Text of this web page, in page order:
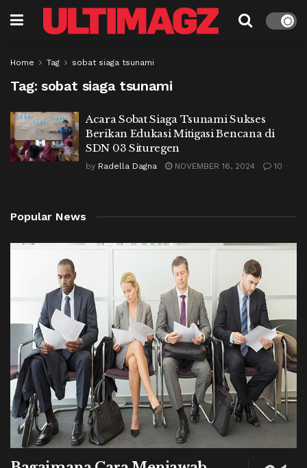
Home Tag sobat siaga tsunami
Tag: sobat siaga tsunami
Acara Sobat Siaga Tsunami Sukses
Berikan Edukasi Mitigasi Bencana di
SDN 03 Situregen
by Radella Dagna NOVEMBER 16, 2024 10
Popular News